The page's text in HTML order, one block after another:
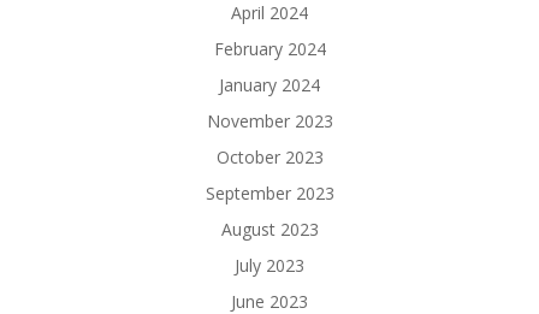
April 2024
February 2024
January 2024
November 2023
October 2023
September 2023
August 2023
July 2023
June 2023